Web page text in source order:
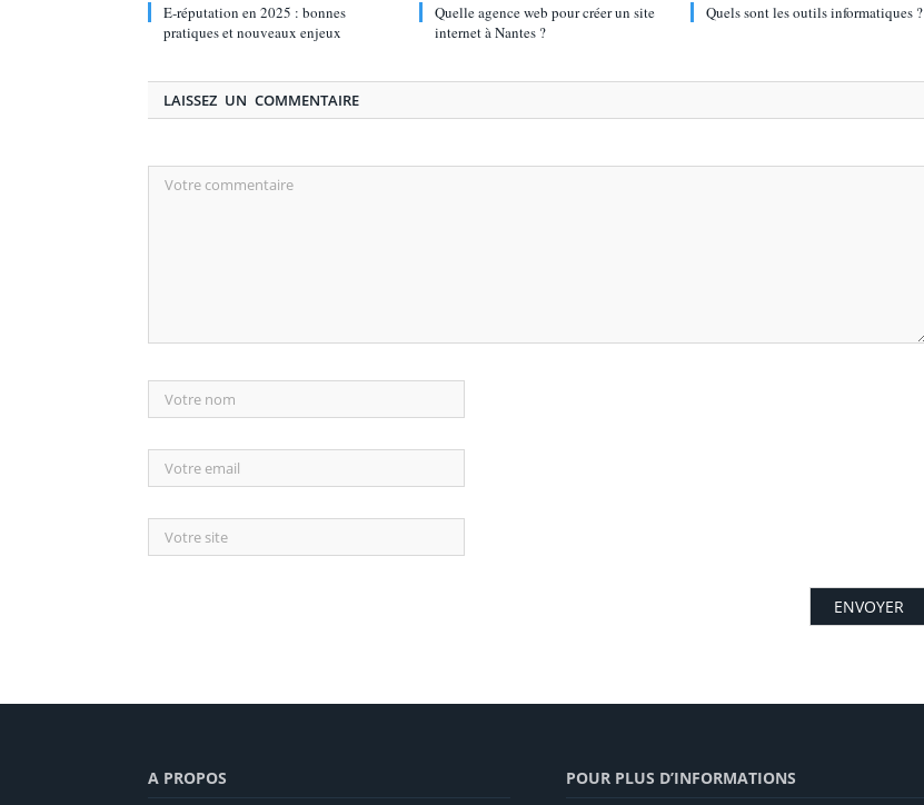
E‑réputation en 2025 : bonnes
pratiques et nouveaux enjeux
Quelle agence web pour créer un site
internet à Nantes ?
Quels sont les outils informatiques ?
LAISSEZ UN COMMENTAIRE
A PROPOS POUR PLUS D’INFORMATIONS